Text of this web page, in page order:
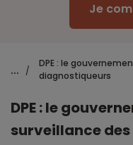
Je
... /
DPE : le
diagnostiqueurs
DPE : le
surveillance